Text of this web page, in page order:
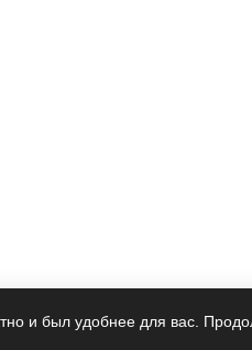
и был удобнее для вас.